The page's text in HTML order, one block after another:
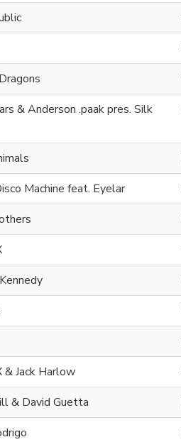
& Anderson .paak pres. Silk
Machine feat. Eyelar
& Jack Harlow
& David Guetta